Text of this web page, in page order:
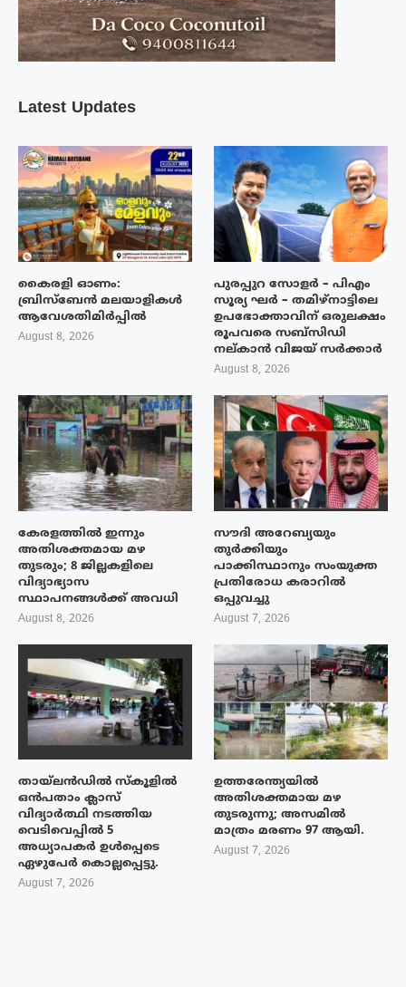
Latest Updates
കൈരളി ഓണം:
ബ്രിസ്ബേൻ മലയാളികൾ
ആവേശതിമിർപ്പിൽ
August 8, 2026
പുരപ്പുറ സോളർ – പിഎം
സൂര്യ ഘർ – തമിഴ്നാട്ടിലെ
ഉപഭോക്താവിന് ഒരുലക്ഷം
രൂപവരെ സബ്സിഡി
നല്കാൻ വിജയ് സർക്കാർ
August 8, 2026
കേരളത്തിൽ ഇന്നും
അതിശക്തമായ മഴ
തുടരും; 8 ജില്ലകളിലെ
വിദ്യാഭ്യാസ
സ്ഥാപനങ്ങൾക്ക് അവധി
August 8, 2026
സൗദി അറേബ്യയും
തുർക്കിയും
പാക്കിസ്ഥാനും സംയുക്ത
പ്രതിരോധ കരാറിൽ
ഒപ്പുവച്ചു
August 7, 2026
തായ്‌ലൻഡിൽ സ്കൂളിൽ
ഒൻപതാം ക്ലാസ്
വിദ്യാർത്ഥി നടത്തിയ
വെടിവെപ്പിൽ 5
അധ്യാപകർ ഉൾപ്പെടെ
ഏഴുപേർ കൊല്ലപ്പെട്ടു.
August 7, 2026
ഉത്തരേന്ത്യയിൽ
അതിശക്തമായ മഴ
തുടരുന്നു; അസമിൽ
മാത്രം മരണം 97 ആയി.
August 7, 2026